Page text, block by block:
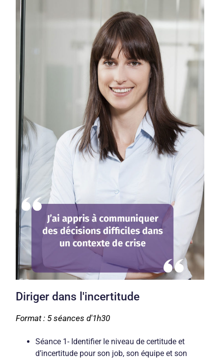
Diriger dans l'incertitude
Format : 5 séances d'1h30
Séance 1- Identifier le niveau de certitude et
d’incertitude pour son job, son équipe et son